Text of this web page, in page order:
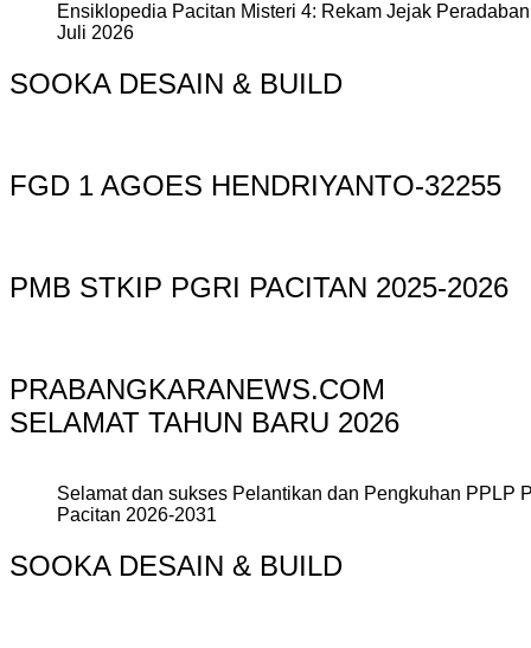
Ensiklopedia Pacitan Misteri 4: Rekam Jejak
Juli 2026
SOOKA DESAIN & BUILD
FGD 1 AGOES HENDRIYANTO-32255
PMB STKIP PGRI PACITAN 2025-2026
PRABANGKARANEWS.COM
SELAMAT TAHUN BARU 2026
Selamat dan sukses Pelantikan dan Pengkuhan PPLP
Pacitan 2026-2031
SOOKA DESAIN & BUILD